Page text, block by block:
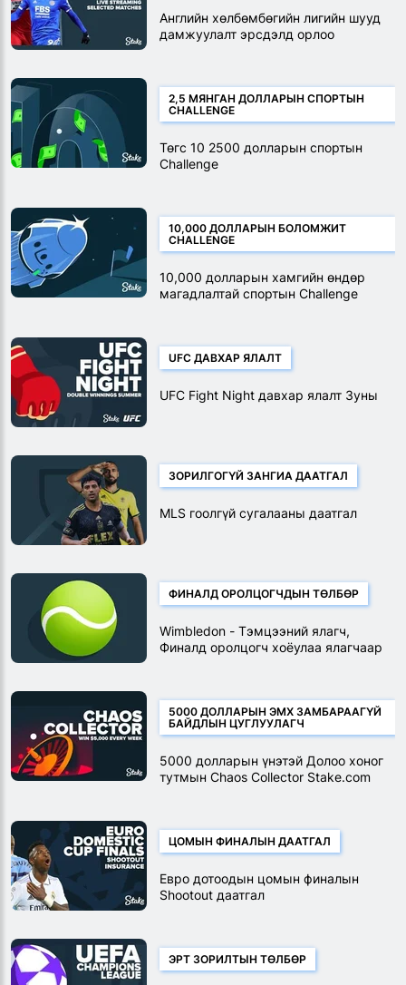
Английн хөлбөмбөгийн лигийн шууд
дамжуулалт эрсдэлд орлоо
2,5 МЯНГАН ДОЛЛАРЫН СПОРТЫН
CHALLENGE
Төгс 10 2500 долларын спортын
Challenge
10,000 ДОЛЛАРЫН БОЛОМЖИТ
CHALLENGE
10,000 долларын хамгийн өндөр
магадлалтай спортын Challenge
UFC ДАВХАР ЯЛАЛТ
UFC Fight Night давхар ялалт Зуны
ЗОРИЛГОГҮЙ ЗАНГИА ДААТГАЛ
MLS гоолгүй сугалааны даатгал
ФИНАЛД ОРОЛЦОГЧДЫН ТӨЛБӨР
Wimbledon - Тэмцээний ялагч,
Финалд оролцогч хоёулаа ялагчаар
5000 ДОЛЛАРЫН ЭМХ ЗАМБАРААГҮЙ
БАЙДЛЫН ЦУГЛУУЛАГЧ
5000 долларын үнэтэй Долоо хоног
тутмын Chaos Collector Stake.com
ЦОМЫН ФИНАЛЫН ДААТГАЛ
Евро дотоодын цомын финалын
Shootout даатгал
ЭРТ ЗОРИЛТЫН ТӨЛБӨР